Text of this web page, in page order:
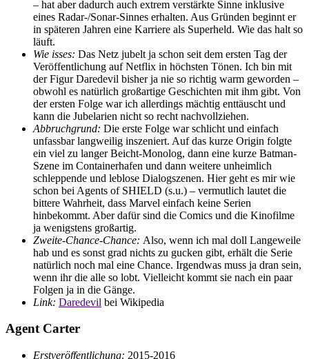
– hat aber dadurch auch extrem verstärkte Sinne inklusive
eines Radar-/Sonar-Sinnes erhalten. Aus Gründen beginnt er
in späteren Jahren eine Karriere als Superheld. Wie das halt so
läuft.
Wie isses: Das Netz jubelt ja schon seit dem ersten Tag der
Veröffentlichung auf Netflix in höchsten Tönen. Ich bin mit
der Figur Daredevil bisher ja nie so richtig warm geworden –
obwohl es natürlich großartige Geschichten mit ihm gibt. Von
der ersten Folge war ich allerdings mächtig enttäuscht und
kann die Jubelarien nicht so recht nachvollziehen.
Abbruchgrund: Die erste Folge war schlicht und einfach
unfassbar langweilig inszeniert. Auf das kurze Origin folgte
ein viel zu langer Beicht-Monolog, dann eine kurze Batman-
Szene im Containerhafen und dann weitere unheimlich
schleppende und leblose Dialogszenen. Hier geht es mir wie
schon bei Agents of SHIELD (s.u.) – vermutlich lautet die
bittere Wahrheit, dass Marvel einfach keine Serien
hinbekommt. Aber dafür sind die Comics und die Kinofilme
ja wenigstens großartig.
Zweite-Chance-Chance: Also, wenn ich mal doll Langeweile
hab und es sonst grad nichts zu gucken gibt, erhält die Serie
natürlich noch mal eine Chance. Irgendwas muss ja dran sein,
wenn ihr die alle so lobt. Vielleicht kommt sie nach ein paar
Folgen ja in die Gänge.
Link: Daredevil bei Wikipedia
Agent Carter
Erstveröffentlichung: 2015-2016